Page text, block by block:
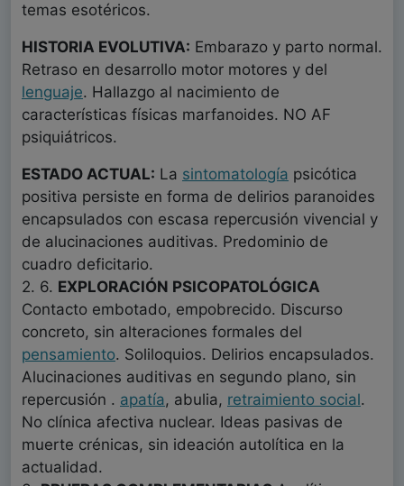
temas esotéricos.
HISTORIA EVOLUTIVA: Embarazo y parto normal.
Retraso en desarrollo motor motores y del
lenguaje. Hallazgo al nacimiento de
características físicas marfanoides. NO AF
psiquiátricos.
ESTADO ACTUAL: La sintomatología psicótica
positiva persiste en forma de delirios paranoides
encapsulados con escasa repercusión vivencial y
de alucinaciones auditivas. Predominio de
cuadro deficitario.
2. 6. EXPLORACIÓN PSICOPATOLÓGICA
Contacto embotado, empobrecido. Discurso
concreto, sin alteraciones formales del
pensamiento. Soliloquios. Delirios encapsulados.
Alucinaciones auditivas en segundo plano, sin
repercusión . apatía, abulia, retraimiento social.
No clínica afectiva nuclear. Ideas pasivas de
muerte crénicas, sin ideación autolítica en la
actualidad.